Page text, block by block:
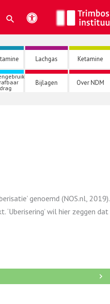
Lachgas Ketamine
Bijlagen Over NDM
genoemd (NOS.nl, 2019).
wil hier zeggen dat
→